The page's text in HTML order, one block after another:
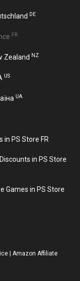
DE
FR
Zealand NZ
US
UA
in PS Store FR
in PS Store
Games in PS Store
Amazon Affiliate